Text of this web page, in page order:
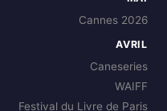
Cannes 2026
AVRIL
Caneseries
WAIFF
Festival du Livre de Paris